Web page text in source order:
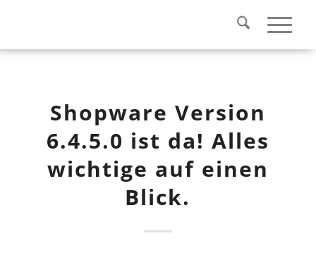
Shopware Version
6.4.5.0 ist da! Alles
wichtige auf einen
Blick.